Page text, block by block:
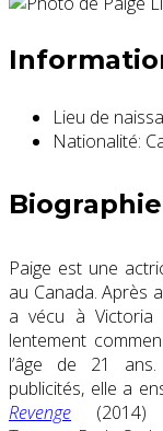
Lieu de
Nationalité:
Biographie
Paige est une
au Canada. Après
a vécu à Victoria
lentement
l’âge de 21
publicités, elle a
Revenge